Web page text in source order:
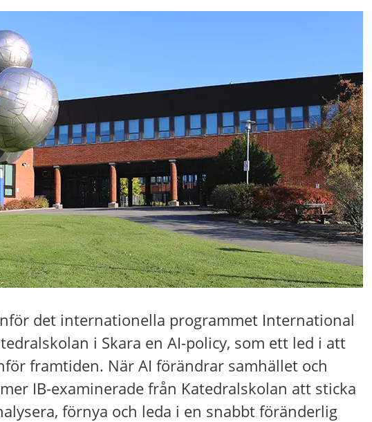
det internationella programmet International
i Skara en AI-policy, som ett led i att
framtiden. När AI förändrar samhället och
IB-examinerade från Katedralskolan att sticka
förnya och leda i en snabbt föränderlig